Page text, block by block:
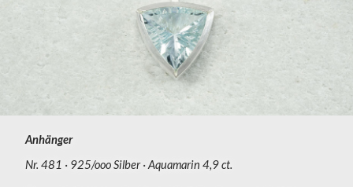
Anhänger
Nr. 481
925/ooo Silber Aquamarin 4,9 ct.